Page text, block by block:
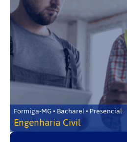
Formiga-MG • Bacharel • Presencial
Engenharia Civil